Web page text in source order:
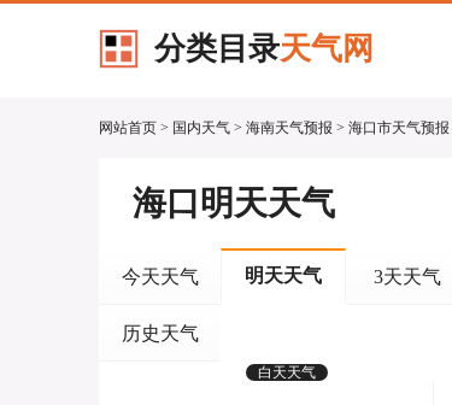
分类目录天气网
网站首页 > 国内天气 > 海南天气预报 > 海口市天气预报
海口明天天气
今天天气 明天天气 3天天气
历史天气
白天天气